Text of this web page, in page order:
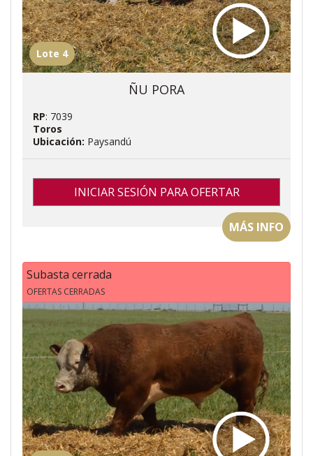
Lote 4
ÑU PORA
RP: 7039
Toros
Ubicación: Paysandú
INICIAR SESIÓN PARA OFERTAR
MÁS INFO
Subasta cerrada
OFERTAS CERRADAS